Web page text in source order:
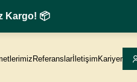
Kargo! 📦
Referanslarİletişim Kariyer